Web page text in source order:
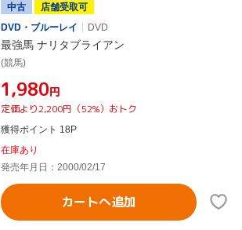
中古
店舗受取可
DVD・ブルーレイ
DVD
最強馬 ナリタブライアン
(競馬)
¥1,980円
定価より2,200円（52%）おトク
獲得ポイント 18P
在庫あり
発売年月日：2000/02/17
カートへ追加